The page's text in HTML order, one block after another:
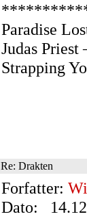
Paradise
Judas
Strapping
Re: Drakten
Forfatter:
Dato: